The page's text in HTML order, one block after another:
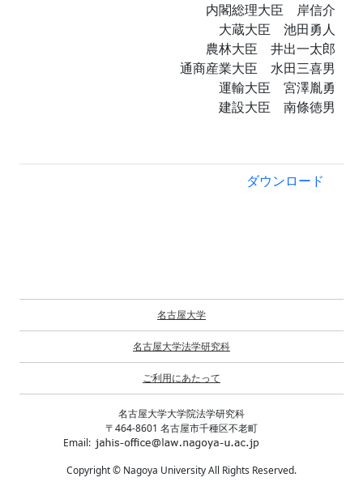
内閣総理大臣 岸信介
大蔵大臣 池田勇人
農林大臣 井出一太郎
通商産業大臣 水田三喜男
運輸大臣 宮澤胤勇
建設大臣 南條徳男
ダウンロード
名古屋大学
名古屋大学法学研究科
ご利用にあたって
名古屋大学大学院法学研究科
〒464-8601 名古屋市千種区不老町
Email:
Copyright © Nagoya University All Rights Reserved.